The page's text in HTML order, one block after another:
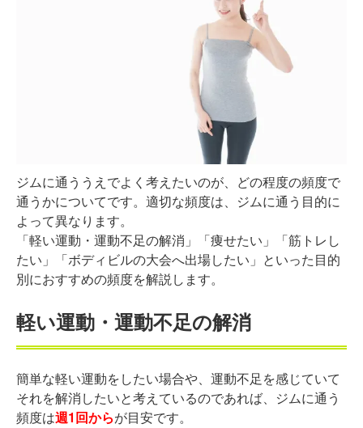
ジムに通ううえでよく考えたいのが、どの程度の頻度で
通うかについてです。適切な頻度は、ジムに通う目的に
よって異なります。
「軽い運動・運動不足の解消」「痩せたい」「筋トレし
たい」「ボディビルの大会へ出場したい」といった目的
別におすすめの頻度を解説します。
軽い運動・運動不足の解消
簡単な軽い運動をしたい場合や、運動不足を感じていて
それを解消したいと考えているのであれば、ジムに通う
頻度は週1回からが目安です。